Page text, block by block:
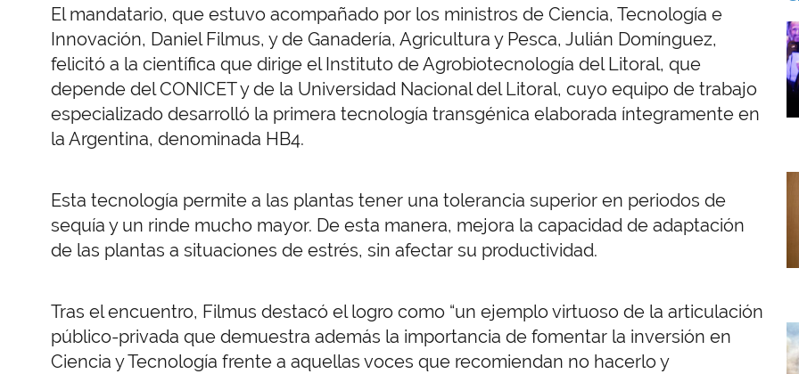
El mandatario, que estuvo acompañado por los ministros de Ciencia, Tecnología e
Innovación, Daniel Filmus, y de Ganadería, Agricultura y Pesca, Julián Domínguez,
felicitó a la científica que dirige el Instituto de Agrobiotecnología del Litoral, que
depende del CONICET y de la Universidad Nacional del Litoral, cuyo equipo de trabajo
especializado desarrolló la primera tecnología transgénica elaborada íntegramente en
la Argentina, denominada HB4.
Esta tecnología permite a las plantas tener una tolerancia superior en periodos de
sequía y un rinde mucho mayor. De esta manera, mejora la capacidad de adaptación
de las plantas a situaciones de estrés, sin afectar su productividad.
Tras el encuentro, Filmus destacó el logro como “un ejemplo virtuoso de la articulación
público-privada que demuestra además la importancia de fomentar la inversión en
Ciencia y Tecnología frente a aquellas voces que recomiendan no hacerlo y